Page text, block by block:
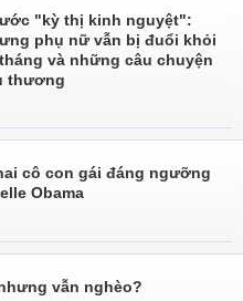
"kỳ thị kinh nguyệt":
phụ nữ vẫn bị đuổi khỏi
và những câu chuyện
thương
cô con gái đáng ngưỡng
Obama
vẫn nghèo?